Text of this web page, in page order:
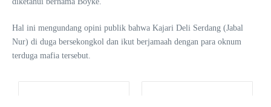
Hal ini mengundang opini publik bahwa Kajari Deli Serdang (Jabal
Nur) di duga bersekongkol dan ikut berjamaah dengan para oknum
terduga mafia tersebut.